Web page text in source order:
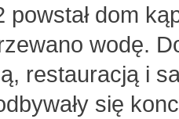
powstał dom
wodę.
restauracją i
się